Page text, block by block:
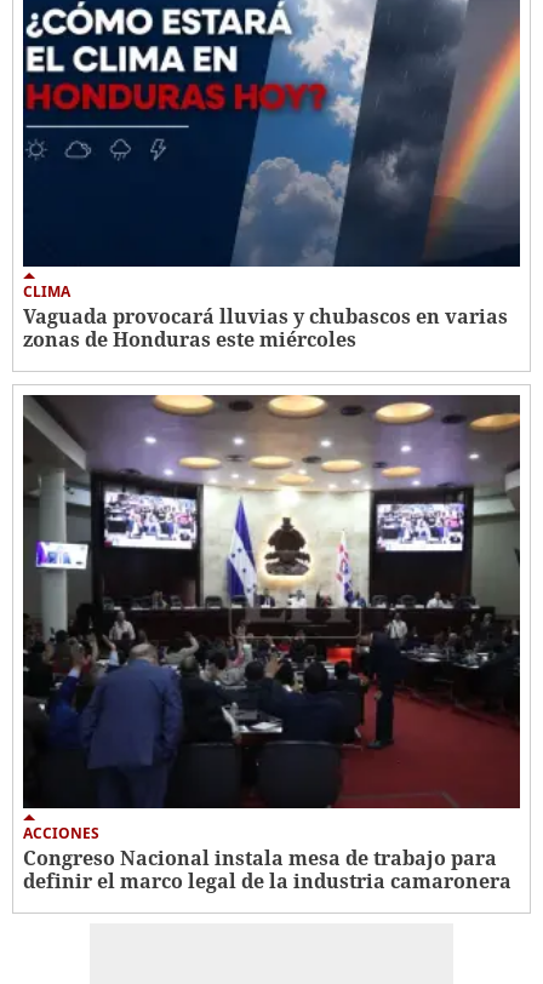
CLIMA
Vaguada provocará lluvias y chubascos en varias
zonas de Honduras este miércoles
ACCIONES
Congreso Nacional instala mesa de trabajo para
definir el marco legal de la industria camaronera